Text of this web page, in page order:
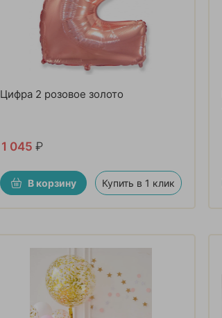
Цифра 2 розовое золото
1 045 ₽
В корзину Купить в 1 клик